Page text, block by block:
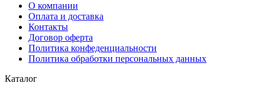
О компании
Оплата и доставка
Контакты
Договор оферта
Политика конфеденциальности
Политика обработки персональных данных
Каталог